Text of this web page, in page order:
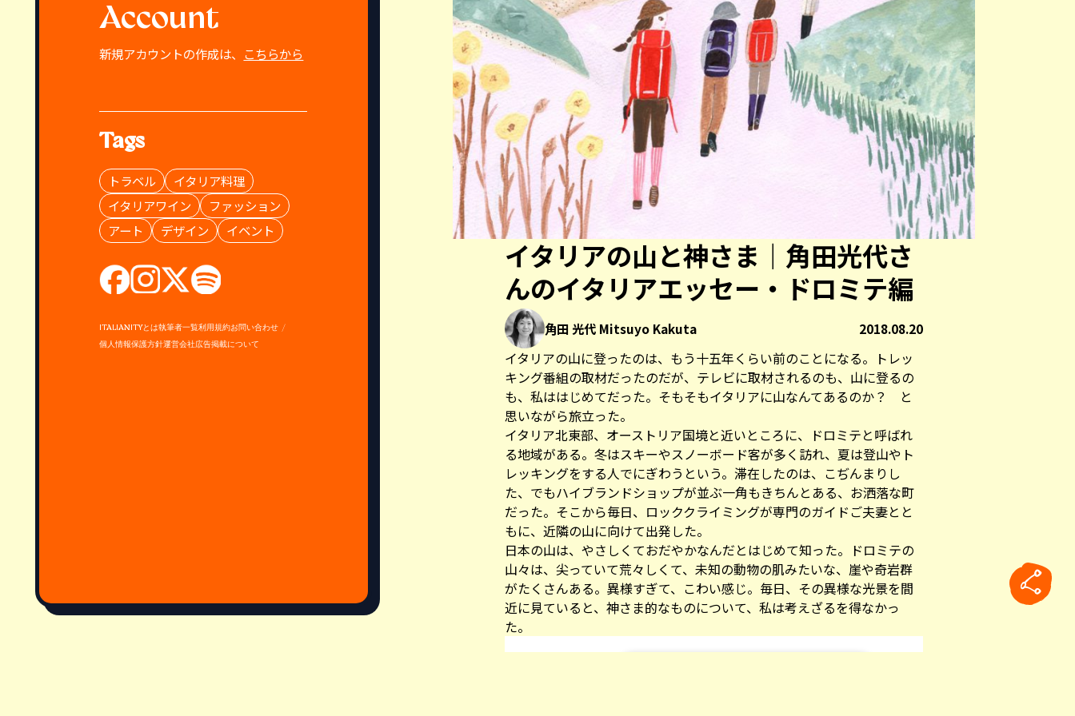
Account
新規アカウントの作成は、 こちらから
Tags
トラベル
イタリア料理
イタリアワイン
ファッション
アート
デザイン イベント
ITALIANITYとは執筆者一覧利用規約お問い合わせ
個人情報保護方針運営会社広告掲載について
イタリアの山と神さま｜角田光代さ
んのイタリアエッセー・ドロミテ編
角田 光代 Mitsuyo Kakuta 2018.08.20
イタリアの山に登ったのは、もう十五年くらい前のことになる。トレッ
キング番組の取材だったのだが、テレビに取材されるのも、山に登るの
も、私ははじめてだった。そもそもイタリアに山なんてあるのか？ と
思いながら旅立った。
イタリア北東部、オーストリア国境と近いところに、ドロミテと呼ばれ
る地域がある。冬はスキーやスノーボード客が多く訪れ、夏は登山やト
レッキングをする人でにぎわうという。滞在したのは、こぢんまりし
た、でもハイブランドショップが並ぶ一角もきちんとある、お洒落な町
だった。そこから毎日、ロッククライミングが専門のガイドご夫妻とと
もに、近隣の山に向けて出発した。
日本の山は、やさしくておだやかなんだとはじめて知った。ドロミテの
山々は、尖っていて荒々しくて、未知の動物の肌みたいな、崖や奇岩群
がたくさんある。異様すぎて、こわい感じ。毎日、その異様な光景を間
近に見ていると、神さま的なものについて、私は考えざるを得なかっ
た。